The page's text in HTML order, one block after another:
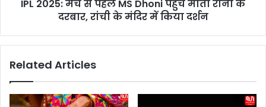
न
राM
IPL 2025: मैच से पहले MS Dhoni पहुंचे माता रानी के
दरबार, रांची के मंदिर में किया दर्शन
Related Articles